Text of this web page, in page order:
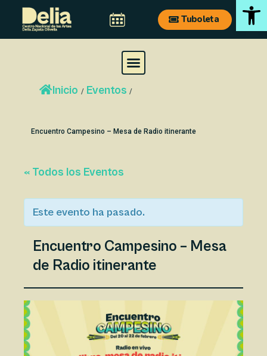
contenido
Tuboleta
M
e
Inicio / Eventos /
Encuentro Campesino – Mesa de Radio itinerante
« Todos los Eventos
Este evento ha pasado.
Encuentro Campesino – Mesa
de Radio itinerante
Navegación
de
entradas